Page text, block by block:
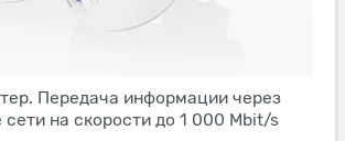
Передача информации через
сети на скорости до 1 000 Mbit/s